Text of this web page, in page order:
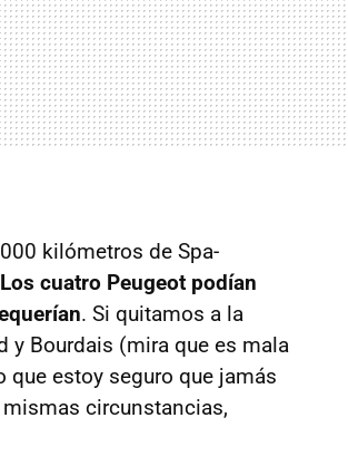
kilómetros de Spa-
Los cuatro Peugeot podían
. Si quitamos a la
y Bourdais (mira que es mala
que estoy seguro que jamás
circunstancias,